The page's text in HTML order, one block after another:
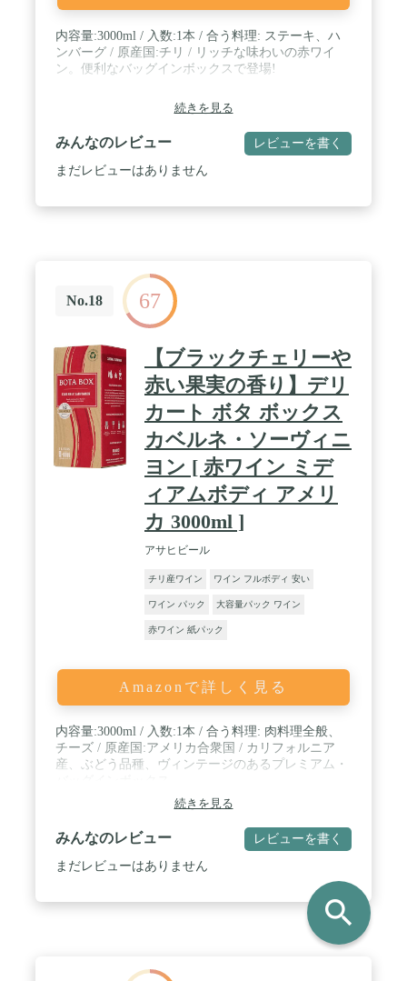
内容量:3000ml / 入数:1本 / 合う料理: ステーキ、ハ
ンバーグ / 原産国:チリ / リッチな味わいの赤ワイ
ン。便利なバッグインボックスで登場!
続きを見る
みんなのレビュー レビューを書く
まだレビューはありません
No.18 67
【ブラックチェリーや
赤い果実の香り】デリ
カート ボタ ボックス
カベルネ・ソーヴィニ
ヨン [ 赤ワイン ミデ
ィアムボディ アメリ
カ 3000ml ]
アサヒビール
チリ産ワイン ワイン フルボディ 安い
ワイン パック 大容量パック ワイン
赤ワイン 紙パック
Amazonで詳しく見る
内容量:3000ml / 入数:1本 / 合う料理: 肉料理全般、
チーズ / 原産国:アメリカ合衆国 / カリフォルニア
産、ぶどう品種、ヴィンテージのあるプレミアム・
続きを見る
みんなのレビュー レビューを書く
まだレビューはありません
search